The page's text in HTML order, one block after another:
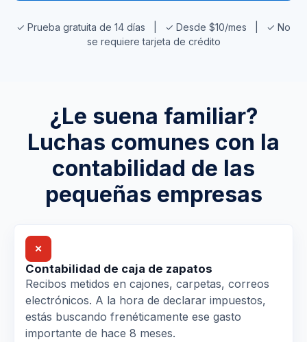
✓ Prueba gratuita de 14 días | ✓ Desde $10/mes | ✓ No
se requiere tarjeta de crédito
¿Le suena familiar?
Luchas comunes con la
contabilidad de las
pequeñas empresas
✗
Contabilidad de caja de zapatos
Recibos metidos en cajones, carpetas, correos
electrónicos. A la hora de declarar impuestos,
estás buscando frenéticamente ese gasto
importante de hace 8 meses.